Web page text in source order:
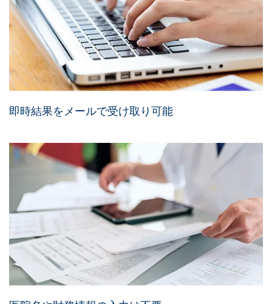
即時結果をメールで受け取り可能